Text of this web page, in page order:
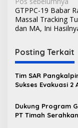
N
a
v
i
g
a
s
i
p
GTPPC-19 Babar
Massal Tracking
dan MA, Ini
Posting Terkait
Tim SAR
Sukses Evakuasi 2
Pantai Pukan
Dukung Program
PT Timah Serahkan